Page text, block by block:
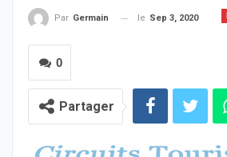
Par Germain le Sep 3, 2020
0
Partager